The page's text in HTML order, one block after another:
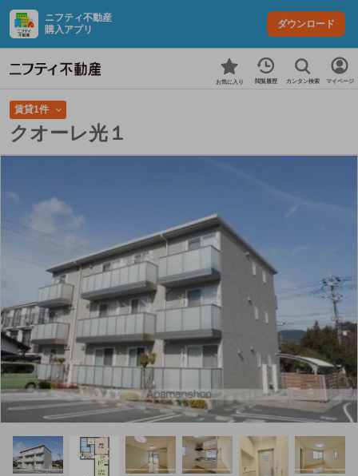
ニフティ不動産
購入アプリ
ダウンロード
お気に入り 閲覧履歴 カンタン検索 マイページ
賃貸1件
クオーレ光１